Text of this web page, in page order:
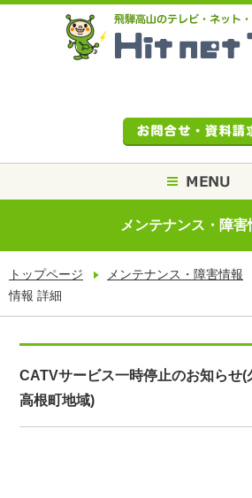
メンテナンス・障害
トップページ メンテナンス・障害情報
情報 詳細
CATVサービス一時停止のお知らせ(
高根町地域)